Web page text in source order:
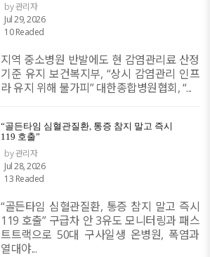
by 관리자
Jul 29, 2026
10 Readed
지역 중소병원 반발에도 현 감염관리료 산정
기준 유지 보건복지부, “상시 감염관리 인프
라 유지 위해 불가피” 대한종합병원협회, “...
“골든타임 심혈관질환, 통증 참지 말고 즉시
119 호출”
by 관리자
Jul 28, 2026
13 Readed
“골든타임 심혈관질환, 통증 참지 말고 즉시
119 호출” 구급차 안 3유도 모니터링과 패스
트트랙으로 50대 구사일생 온병원, 폭염과
열대야...